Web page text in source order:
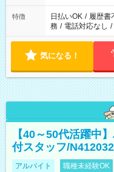
特徴 日払いOK / 履歴書
務 / 電話対応なし /
気になる！
【40～50代活躍中
付スタッフ/
アルバイト 職種未経験OK